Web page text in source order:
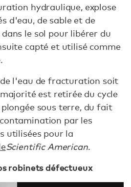
hydraulique, explose
d'eau, de sable et de
le sol pour libérer du
capté et utilisé comme
l'eau de fracturation soit
est retirée du cycle
sous terre, du fait
par les
utilisées pour la
Scientific American.
robinets défectueux